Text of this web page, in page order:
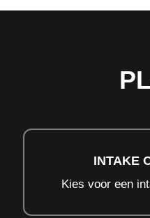
INTAKE
Kies voor een